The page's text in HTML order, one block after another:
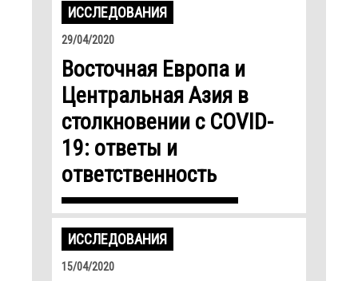
ИССЛЕДОВАНИЯ
29/04/2020
Восточная Европа и
Центральная Азия в
столкновении с COVID-
19: ответы и
ответственность
ИССЛЕДОВАНИЯ
15/04/2020